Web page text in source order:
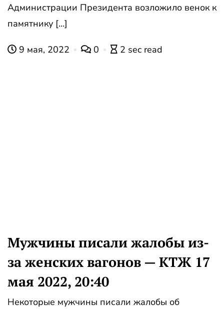
Администрации Президента возложило венок к
памятнику […]
9 мая, 2022 0 2 sec read
Мужчины писали жалобы из-
за женских вагонов — КТЖ 17
мая 2022, 20:40
Некоторые мужчины писали жалобы об